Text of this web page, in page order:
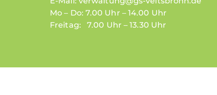
Mo – Do: 7.00 Uhr – 14.00 Uhr
Freitag: 7.00 Uhr – 13.30 Uhr